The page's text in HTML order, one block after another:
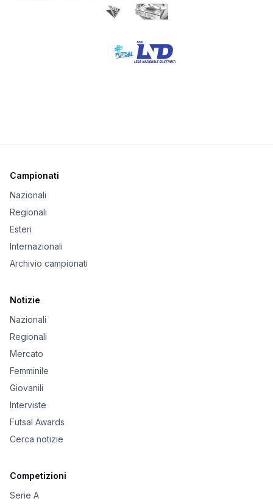
Campionati
Nazionali
Regionali
Esteri
Internazionali
Archivio campionati
Notizie
Nazionali
Regionali
Mercato
Femminile
Giovanili
Interviste
Futsal Awards
Cerca notizie
Competizioni
Serie A